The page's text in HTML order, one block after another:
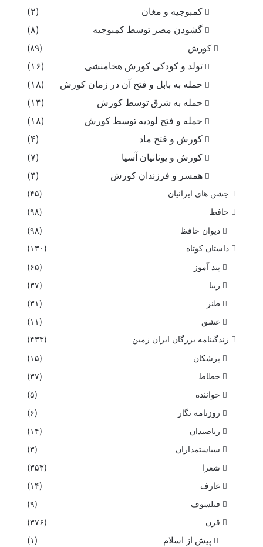
کمبوجیه و مغان
(۲)
گشودن مصر توسط کمبوجیه
(۸)
کورش
(۸۹)
تولد و کودکی کورش هخامنشی
(۱۶)
حمله به بابل و فتح آن در زمان کورش
(۱۸)
حمله به شرق توسط کورش
(۱۴)
حمله و فتح لودیه توسط کورش
(۱۸)
کورش و فتح ماد
(۴)
کورش و یونانیان آسیا
(۷)
همسر و فرزندان کورش
(۴)
جشن های ایرانیان
(۴۵)
حافظ
(۹۸)
دیوان حافظ (۹۸)
داستان کوتاه (۱۳۰)
پند آموز
(۶۵)
زیبا
(۳۷)
طنز
(۳۱)
عشق
(۱۱)
زندگینامه بزرگان ایران زمین (۴۳۳)
پزشکان
(۱۵)
خطاط
(۳۷)
خواننده
(۵)
روزنامه نگار
(۶)
ریاضیدان
(۱۴)
سیاستمداران
(۳)
شعرا
(۳۵۳)
عارف
(۱۴)
فیلسوف
(۹)
قرن
(۳۷۶)
پیش از اسلام
(۱)